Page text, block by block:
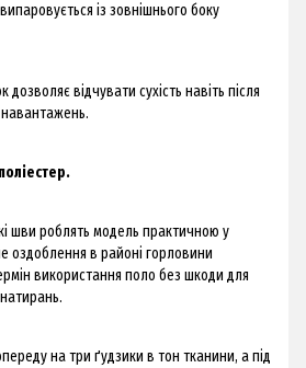
із зовнішнього боку
відчувати сухість навіть після
шви роблять модель практичною у
оздоблення в районі горловини
використання поло без шкоди для
на три ґудзики в тон тканини, а під